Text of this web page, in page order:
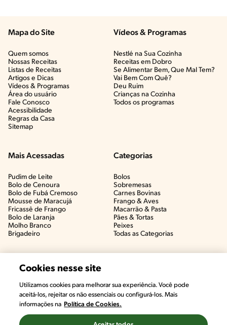
Mapa do Site
Quem somos
Nossas Receitas
Listas de Receitas​
Artigos e Dicas​
Vídeos & Programas​
Área do usuário
Fale Conosco
Acessibilidade
Regras da Casa
Sitemap
Vídeos & Programas​
Nestlé na Sua Cozinha
Receitas em Dobro
Se Alimentar Bem, Que Mal Tem?​
Vai Bem Com Quê?​
Deu Ruim​
Crianças na Cozinha​
Todos os programas
Mais Acessadas
Pudim de Leite
Bolo de Cenoura
Bolo de Fubá Cremoso
Mousse de Maracujá
Fricassê de Frango
Bolo de Laranja
Molho Branco
Brigadeiro
Categorias
Bolos
Sobremesas
Carnes Bovinas​
Frango & Aves​
Macarrão & Pasta​
Pães & Tortas​
Peixes
Todas as Categorias
Cookies nesse site
Utilizamos cookies para melhorar sua experiência. Você pode
aceitá-los, rejeitar os não essenciais ou configurá-los. Mais
informações na Política de Cookies.